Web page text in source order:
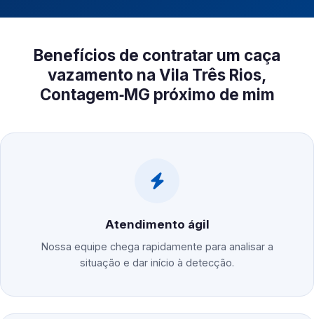
Benefícios de contratar um caça
vazamento na Vila Três Rios,
Contagem‑MG próximo de mim
Atendimento ágil
Nossa equipe chega rapidamente para analisar a
situação e dar início à detecção.